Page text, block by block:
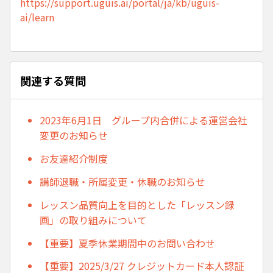
ai/learn
関連する質問
2023年6月1日 グループ内合併による運営会社
変更のお知らせ
お友達紹介制度
講師退職・所属変更・休職のお知らせ
レッスン品質向上を目的とした「レッスン録
画」の取り組みについて
【重要】夏季休業期間中のお問い合わせ
【重要】2025/3/27 クレジットカード本人認証